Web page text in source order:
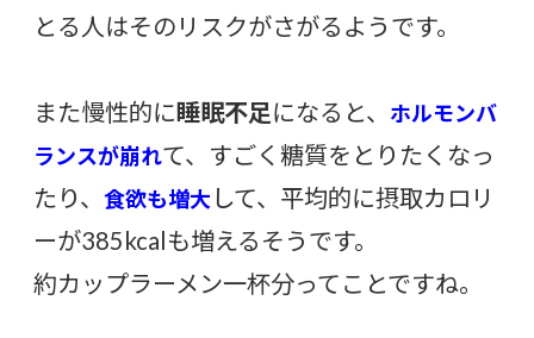
とる人はそのリスクがさがるようです。
また慢性的に睡眠不足になると、 ホルモンバ
ランスが崩れて、すごく糖質をとりたくなっ
たり、 食欲も増大 して、平均的に摂取カロリ
ーが385kcalも増えるそうです。
約カップラーメン一杯分ってことですね。